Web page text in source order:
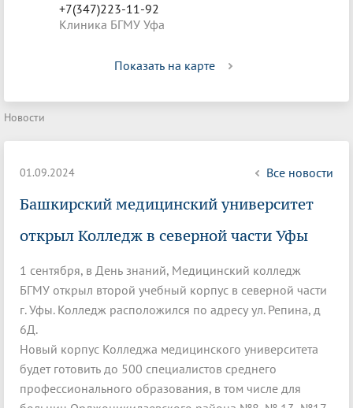
+7(347)223-11-92
Клиника БГМУ Уфа
Показать на карте
Новости
01.09.2024 Все новости
Башкирский медицинский университет
открыл Колледж в северной части Уфы
1 сентября, в День знаний, Медицинский колледж
БГМУ открыл второй учебный корпус в северной части
г. Уфы. Колледж расположился по адресу ул. Репина, д
6Д.
Новый корпус Колледжа медицинского университета
будет готовить до 500 специалистов среднего
профессионального образования, в том числе для